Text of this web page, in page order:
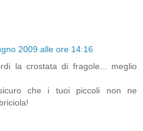
2009 alle ore 14:16
la crostata di fragole... meglio
che i tuoi piccoli non ne